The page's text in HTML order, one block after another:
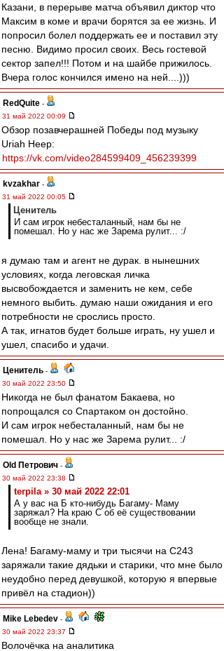
Казани, в перерыве матча объявил диктор что
Максим в коме и врачи борятся за ее жизнь. И
попросил болел поддержать ее и поставил эту
песню. Видимо просил своих. Весь гостевой
сектор запел!!! Потом и на шайбе прижилось.
Вчера голос кончился имено на ней....)))
RedQuite -
31 май 2022 00:09
Обзор позавчерашней Победы под музыку
Uriah Heep:
https://vk.com/video284599409_456239399
kvzakhar -
31 май 2022 00:05
Ценитель
И сам игрок небесталанный, нам бы не
помешал. Но у нас же Зарема рулит... :/
я думаю там и агент не дурак. в нынешних
условиях, когда леговская личка
высвобождается и заменить не кем, себе
немного выбить. думаю наши ожидания и его
потребности не срослись просто.
А так, игнатов будет больше играть, ну ушел и
ушел, спасибо и удачи.
Ценитель -
30 май 2022 23:50
Никогда не был фанатом Бакаева, но
попрощался со Спартаком он достойно.
И сам игрок небесталанный, нам бы не
помешал. Но у нас же Зарема рулит... :/
Old Петрович -
30 май 2022 23:38
terpila » 30 май 2022 22:01
А у вас на Б кто-нибудь Багаму- Маму
заряжал? На краю С об её существовании
вообще не знали.
Лена! Багаму-маму и три тысячи на С243
заряжали такие дядьки и старики, что мне было
неудобно перед девушкой, которую я впервые
привёл на стадион))
Mike Lebedev -
30 май 2022 23:37
Волочёчка на аналитика